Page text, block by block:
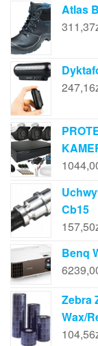
Atlas
311,37
247,16
Cb15
157,50
Benq
Zebra
Wax/
104,56